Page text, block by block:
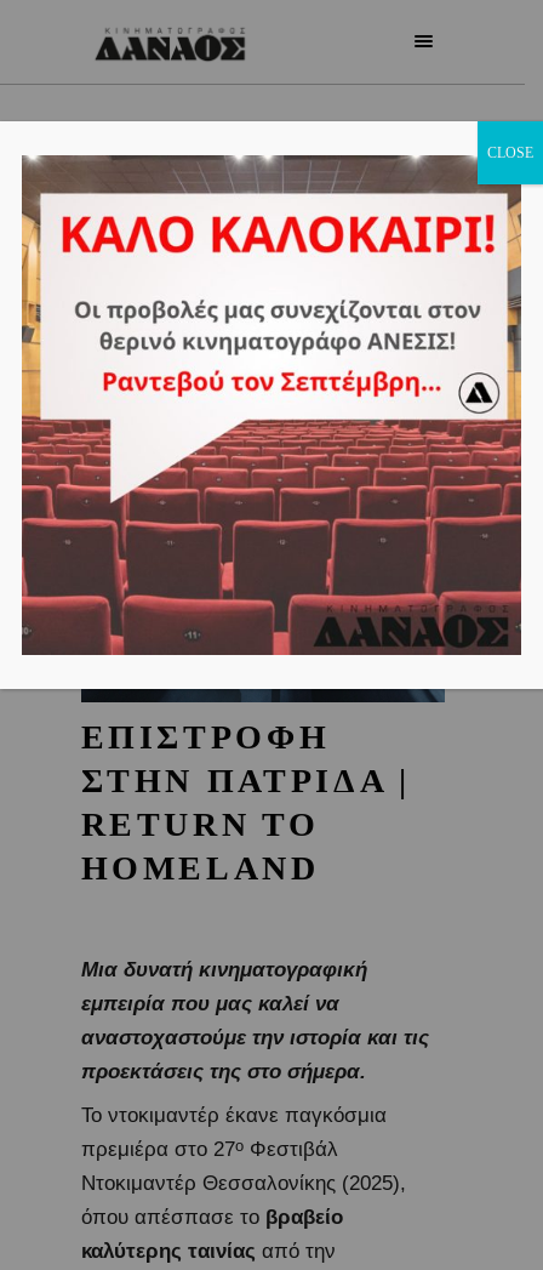
ΕΠΙΣΤΡΟΦΗ
ΣΤΗΝ ΠΑΤΡΙΔΑ |
RETURN TO
HOMELAND
Μια δυνατή κινηματογραφική
εμπειρία που μας καλεί να
αναστοχαστούμε την ιστορία και τις
προεκτάσεις της στο σήμερα.
Το ντοκιμαντέρ έκανε παγκόσμια
πρεμιέρα στο 27οΦεστιβάλ
Ντοκιμαντέρ Θεσσαλονίκης (2025),
όπου απέσπασε το βραβείο
καλύτερης ταινίας από την
CLOSE